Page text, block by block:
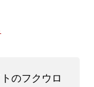
のフクウロ